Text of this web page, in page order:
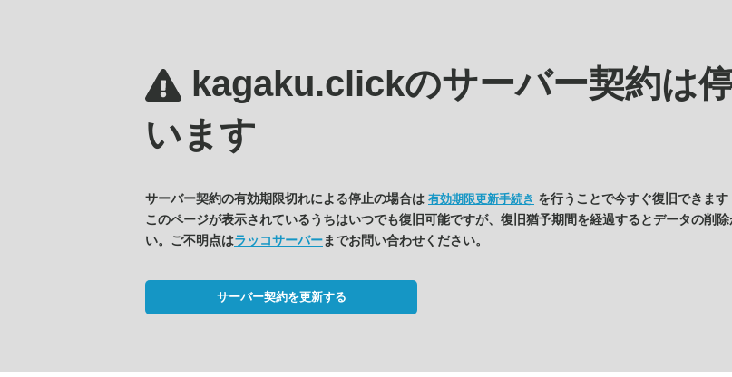
kagaku.clickのサーバー契約は
います
サーバー契約の有効期限切れによる停止の場合は 有効期限更新手続き を行うことで今すぐ復旧できます
このページが表示されているうちはいつでも復旧可能ですが、復旧猶予期間を経過するとデータの削
い。ご不明点はラッコサーバーまでお問い合わせください。
サーバー契約を更新する